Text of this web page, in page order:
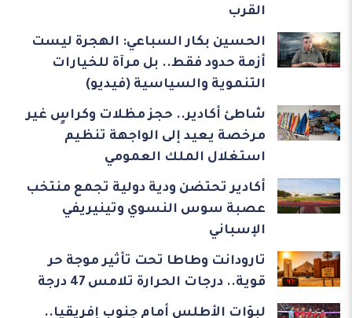
القرب
الحسين بكار السباعي: الهجرة ليست
أزمة حدود فقط.. بل مرآة للخيارات
التنموية والسياسية (فيديو)
شاطئ أكادير.. حجز مظلات وكراسٍ غير
مرخصة يعيد إلى الواجهة تنظيم
استغلال الملك العمومي
أكادير تحتضن ودية دولية تجمع منتخب
عصبة سوس النسوي وتينيريفي
الإسباني
تارودانت وطاطا تحت تأثير موجة حر
قوية.. درجات الحرارة تلامس 47 درجة
لبؤات الأطلس أمام جنوب إفريقيا..